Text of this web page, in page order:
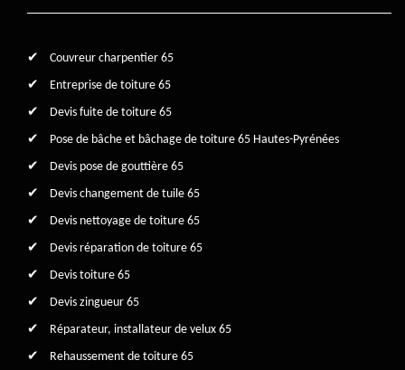
Couvreur charpentier 65
Entreprise de toiture 65
Devis fuite de toiture 65
Pose de bâche et bâchage de toiture 65 Hautes-Pyrénées
Devis pose de gouttière 65
Devis changement de tuile 65
Devis nettoyage de toiture 65
Devis réparation de toiture 65
Devis toiture 65
Devis zingueur 65
Réparateur, installateur de velux 65
Rehaussement de toiture 65